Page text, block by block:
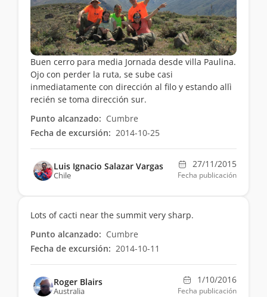
Buen cerro para media Jornada desde villa Paulina.
Ojo con perder la ruta, se sube casi
inmediatamente con dirección al filo y estando allì
recién se toma dirección sur.
Punto alcanzado: Cumbre
Fecha de excursión: 2014-10-25
Luis Ignacio Salazar Vargas
Chile
27/11/2015
Fecha publicación
Lots of cacti near the summit very sharp.
Punto alcanzado: Cumbre
Fecha de excursión: 2014-10-11
Roger Blairs
Australia
1/10/2016
Fecha publicación